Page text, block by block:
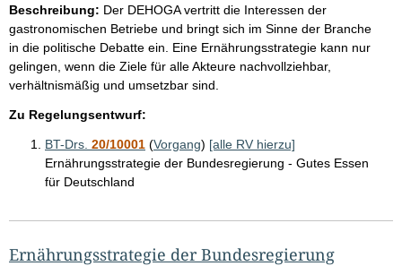
Beschreibung: Der DEHOGA vertritt die Interessen der
gastronomischen Betriebe und bringt sich im Sinne der Branche
in die politische Debatte ein. Eine Ernährungsstrategie kann nur
gelingen, wenn die Ziele für alle Akteure nachvollziehbar,
verhältnismäßig und umsetzbar sind.
Zu Regelungsentwurf:
BT-Drs. 20/10001 (Vorgang) [alle RV hierzu]
Ernährungsstrategie der Bundesregierung - Gutes Essen
für Deutschland
Ernährungsstrategie der Bundesregierung